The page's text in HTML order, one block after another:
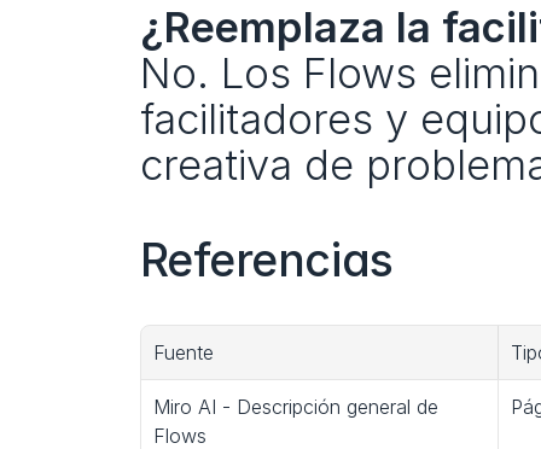
¿Reemplaza la
No. Los Flows
facilitadores y
creativa de
Referencias
Fuente
Miro AI - Descripción general de
Flows